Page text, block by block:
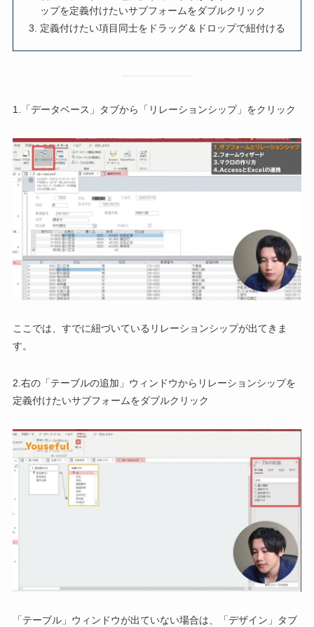
ップを定義付けたいサブフォームをダブルクリック
定義付けたい項目同士をドラッグ＆ドロップで紐付ける
1.「データベース」タブから「リレーションシップ」をクリック
ここでは、すでに紐づいているリレーションシップが出てきま
す。
2.右の「テーブルの追加」ウィンドウからリレーションシップを
定義付けたいサブフォームをダブルクリック
「テーブル」ウィンドウが出ていない場合は、「デザイン」タブ